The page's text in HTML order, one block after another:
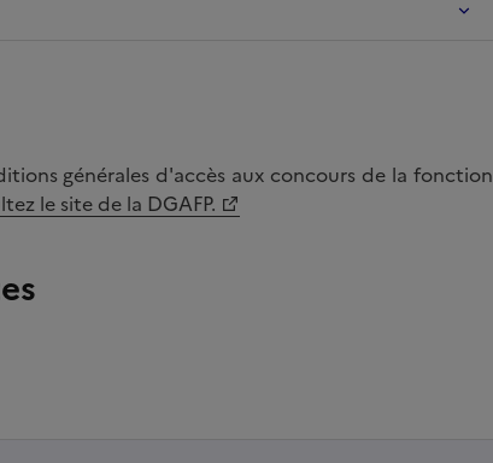
générales d'accès aux concours de la fonction
le site de la DGAFP.